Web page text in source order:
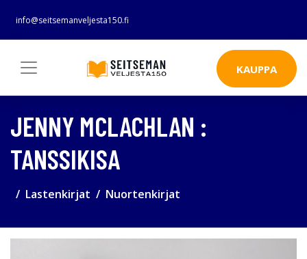
info@seitsemanveljesta150.fi
KAUPPA
JENNY MCLACHLAN :
TANSSIKISA
Lastenkirjat Nuortenkirjat